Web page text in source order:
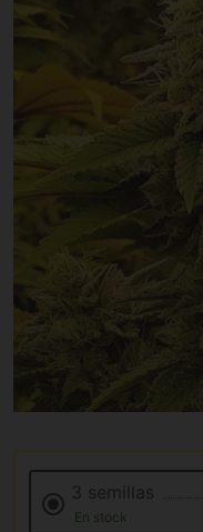
3 semillas
En stock